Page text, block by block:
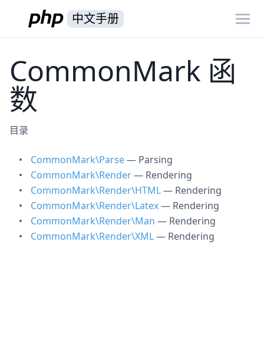
中文手册
CommonMark 函
数
目录
CommonMark\Parse— Parsing
CommonMark\Render— Rendering
CommonMark\Render\HTML— Rendering
CommonMark\Render\Latex— Rendering
CommonMark\Render\Man — Rendering
CommonMark\Render\XML— Rendering